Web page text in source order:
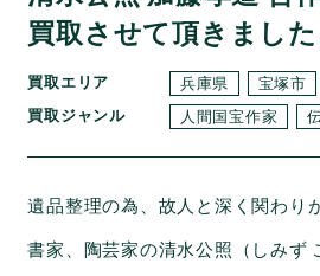
買取させて頂きました
買取エリア 兵庫県
宝塚市
買取ジャンル
人間国宝作家
遺品整理の為、故人と深く関わり
書家、陶芸家の清水公照（しみず